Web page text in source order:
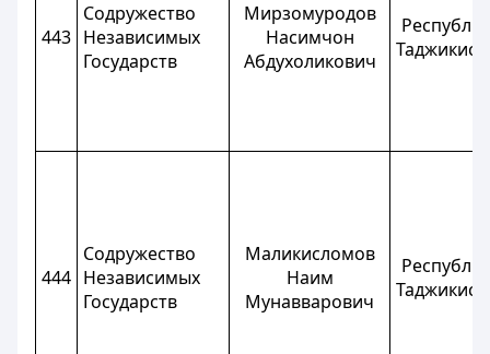
443
Содружество
Независимых
Государств
Мирзомуродов
Насимчон
Абдухоликович
444
Содружество
Независимых
Государств
Маликисломов
Наим
Мунавварович